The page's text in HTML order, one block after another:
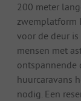
200 meter
zwemplatform
voor de deur
mensen met
ontspannende
huurcaravans
nodig. Een